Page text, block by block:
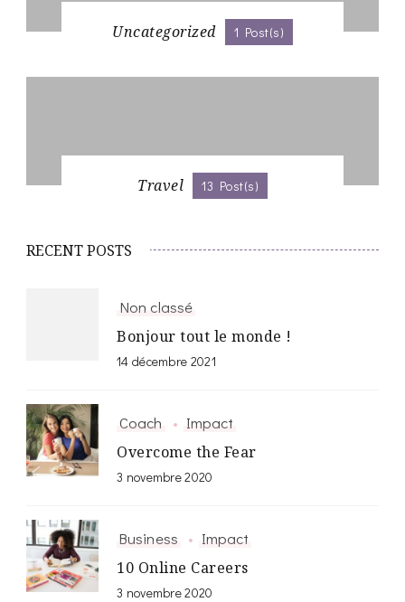
Uncategorized 1 Post(s)
Travel 13 Post(s)
RECENT POSTS
Non classé
Bonjour tout le monde !
14 décembre 2021
Coach
Impact
Overcome the Fear
3 novembre 2020
Business
Impact
10 Online Careers
3 novembre 2020